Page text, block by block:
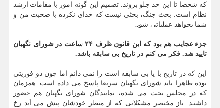
که شخصا تا این حد جلو بروند. تصمیم این گونه امور با مقامات ارشد
نظام است. بحث جنگ، بحثی نیست که خدای نکرده با صحبت من و
شما بخواهد عملیاتی شود.
جزء عجایب هم بود که این قانون ظرف ۲۴ ساعت در شورای نگهبان
تایید شد. فکر می کنم در تاریخ بی سابقه باشد.
این که در تاریخ با یا بی سابقه است را نمی دانم اما چون دو فوریتی
بوده ظاهرا باید شورای نگهبان سریعا پاسخ می داده است. همزمان
که در مجلس بحث می شده، نمایندگان شورای نگهبان هم حضور
داشتند. باز مختصر مشکلاتی که از منظر خودشان پیش می آید رخ